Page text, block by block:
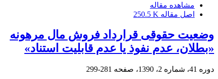
مشاهده مقاله
اصل مقاله 250.5 K
وضعیت حقوقی قرارداد فروش مال مرهونه
«بطلان، عدم نفوذ یا عدم قابلیت استناد»
دوره 41، شماره 2، 1390، صفحه 281-299